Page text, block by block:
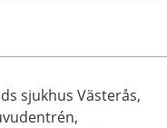
sjukhus Västerås,